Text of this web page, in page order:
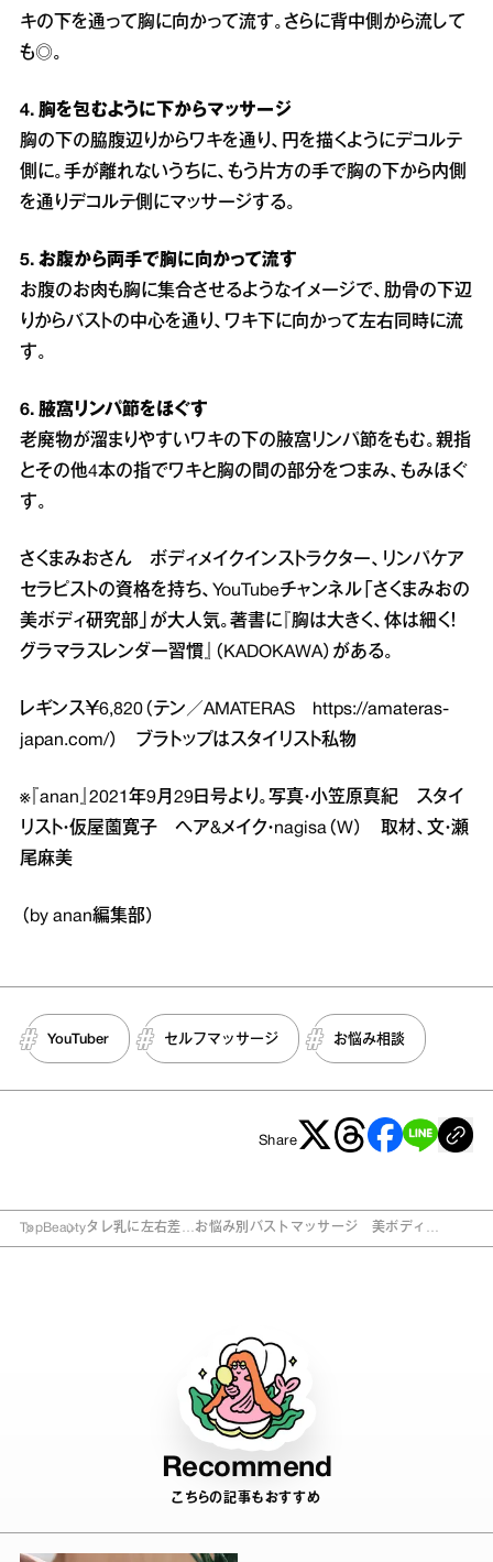
キの下を通って胸に向かって流す。さらに背中側から流して
も◎。
4. 胸を包むように下からマッサージ
胸の下の脇腹辺りからワキを通り、円を描くようにデコルテ
側に。手が離れないうちに、もう片方の手で胸の下から内側
を通りデコルテ側にマッサージする。
5. お腹から両手で胸に向かって流す
お腹のお肉も胸に集合させるようなイメージで、肋骨の下辺
りからバストの中心を通り、ワキ下に向かって左右同時に流
す。
6. 腋窩リンパ節をほぐす
老廃物が溜まりやすいワキの下の腋窩リンパ節をもむ。親指
とその他4本の指でワキと胸の間の部分をつまみ、もみほぐ
す。
さくまみおさん ボディメイクインストラクター、リンパケア
セラピストの資格を持ち、YouTubeチャンネル「さくまみおの
美ボディ研究部」が大人気。著書に『胸は大きく、体は細く！
グラマラスレンダー習慣』（KADOKAWA）がある。
レギンス￥6,820（テン／AMATERAS
https://amateras-
japan.com/） ブラトップはスタイリスト私物
※『anan』2021年9月29日号より。写真・小笠原真紀 スタイ
リスト・仮屋薗寛子 ヘア&メイク・nagisa（W） 取材、文・瀬
尾麻美
（by anan編集部）
YouTuber セルフマッサージ お悩み相談
Share
TopBeautyタレ乳に左右差…お悩み別バストマッサージ 美ボディ
Recommend
こちらの記事もおすすめ